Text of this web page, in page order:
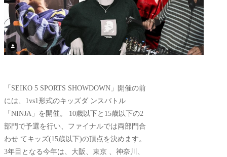
「SEIKO 5 SPORTS SHOWDOWN」開催の前
には、1vs1形式のキッズダ ンスバトル
「NINJA」を開催。 10歳以下と15歳以下の2
部門で予選を行い、ファイナルでは両部門合
わせ てキッズ(15歳以下)の頂点を決めます。
3年目となる今年は、大阪、東京 、神奈川、